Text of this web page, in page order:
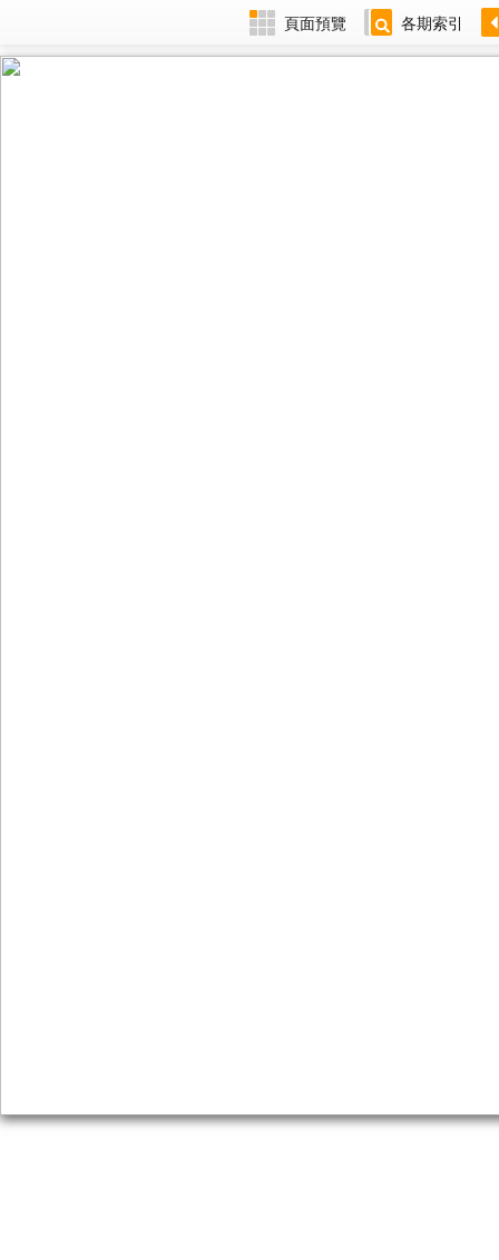
頁面預覽 各期索引